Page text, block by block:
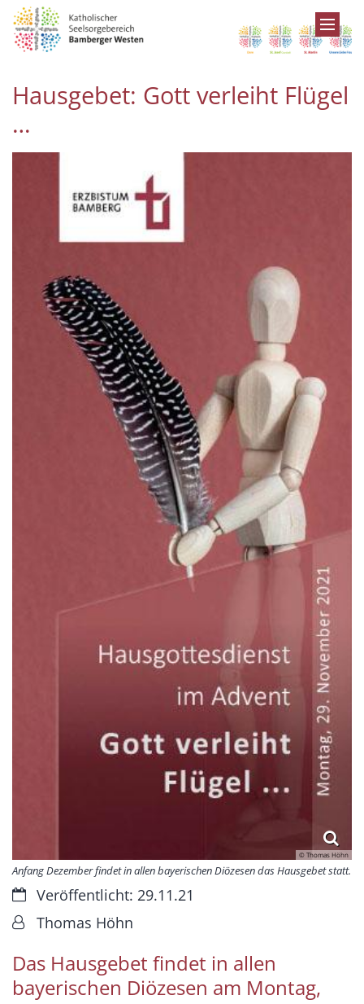
Zum Inhalt springen
Hausgebet: Gott verleiht Flügel
…
© Thomas Höhn
Anfang Dezember findet in allen bayerischen Diözesen das Hausgebet statt.
Datum:Veröffentlicht: 29.11.21
Von:Thomas Höhn
Das Hausgebet findet in allen
bayerischen Diözesen am Montag,